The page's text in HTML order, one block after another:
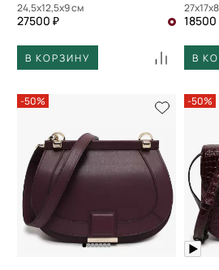
24,5x12,5x9 см
27500 ₽
В КОРЗИНУ
18500
В
-50% -50%